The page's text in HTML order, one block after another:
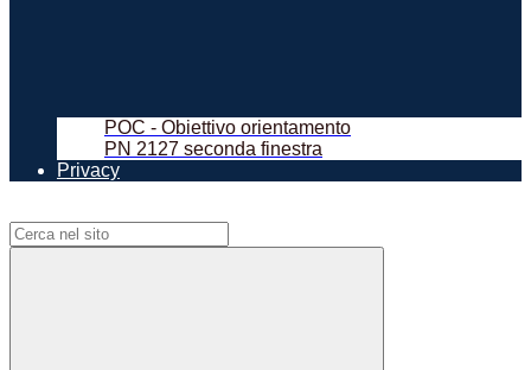
POC - Obiettivo orientamento
PN 2127 seconda finestra
Privacy